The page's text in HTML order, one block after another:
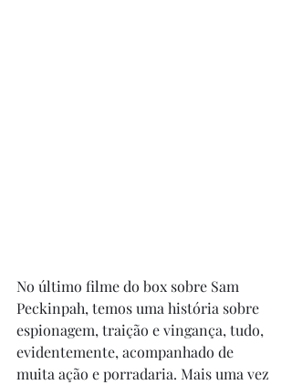
No último filme do box sobre Sam
Peckinpah, temos uma história sobre
espionagem, traição e vingança, tudo,
evidentemente, acompanhado de
muita ação e porradaria. Mais uma vez